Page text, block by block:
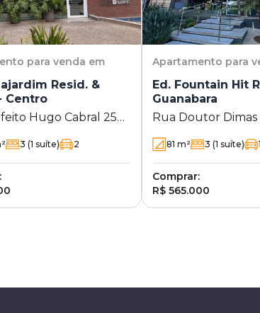
para venda em
Resid. &
Centro
Hugo Cabral 250
3 (1 suíte) 2
Apartamento para
Ed. Fountain Hit
Guanabara
Rua Doutor Dimas
81 m² 3 (1 suíte) 1
Comprar:
R$ 565.000